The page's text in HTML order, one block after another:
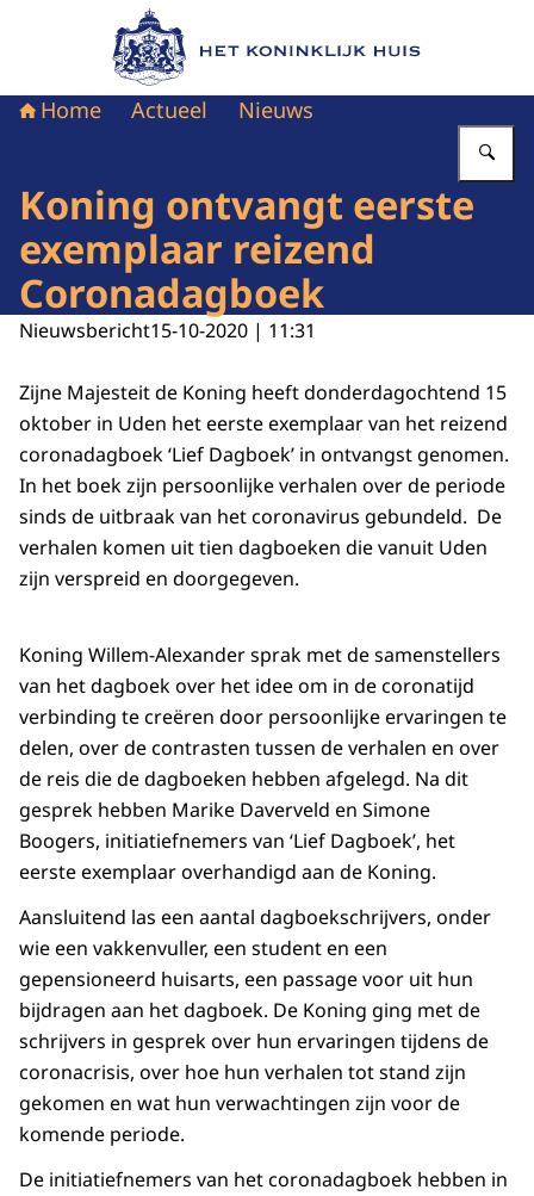
Naar de homepage van Het Koninklijk Huis
Home Actueel Nieuws
Koning ontvangt eerste
exemplaar reizend
Coronadagboek
Nieuwsbericht15-10-2020 | 11:31
Zijne Majesteit de Koning heeft donderdagochtend 15
oktober in Uden het eerste exemplaar van het reizend
coronadagboek ‘Lief Dagboek’ in ontvangst genomen.
In het boek zijn persoonlijke verhalen over de periode
sinds de uitbraak van het coronavirus gebundeld. De
verhalen komen uit tien dagboeken die vanuit Uden
zijn verspreid en doorgegeven.
Koning Willem-Alexander sprak met de samenstellers
van het dagboek over het idee om in de coronatijd
verbinding te creëren door persoonlijke ervaringen te
delen, over de contrasten tussen de verhalen en over
de reis die de dagboeken hebben afgelegd. Na dit
gesprek hebben Marike Daverveld en Simone
Boogers, initiatiefnemers van ‘Lief Dagboek’, het
eerste exemplaar overhandigd aan de Koning.
Aansluitend las een aantal dagboekschrijvers, onder
wie een vakkenvuller, een student en een
gepensioneerd huisarts, een passage voor uit hun
bijdragen aan het dagboek. De Koning ging met de
schrijvers in gesprek over hun ervaringen tijdens de
coronacrisis, over hoe hun verhalen tot stand zijn
gekomen en wat hun verwachtingen zijn voor de
komende periode.
De initiatiefnemers van het coronadagboek hebben in